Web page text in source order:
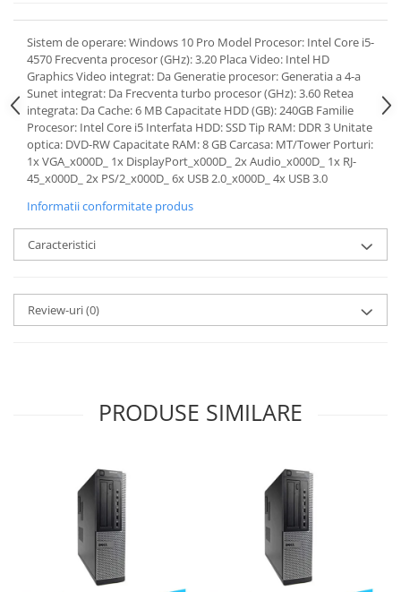
Sistem de operare: Windows 10 Pro Model Procesor: Intel Core i5-
4570 Frecventa procesor (GHz): 3.20 Placa Video: Intel HD
Graphics Video integrat: Da Generatie procesor: Generatia a 4-a
Sunet integrat: Da Frecventa turbo procesor (GHz): 3.60 Retea
integrata: Da Cache: 6 MB Capacitate HDD (GB): 240GB Familie
Procesor: Intel Core i5 Interfata HDD: SSD Tip RAM: DDR 3 Unitate
optica: DVD-RW Capacitate RAM: 8 GB Carcasa: MT/Tower Porturi:
1x VGA_x000D_ 1x DisplayPort_x000D_ 2x Audio_x000D_ 1x RJ-
45_x000D_ 2x PS/2_x000D_ 6x USB 2.0_x000D_ 4x USB 3.0
Informatii conformitate produs
Caracteristici
Review-uri(0)
PRODUSE SIMILARE